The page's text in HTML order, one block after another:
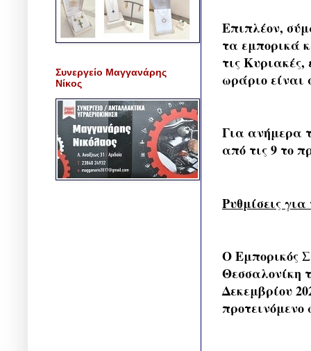
Επιπλέον,
τα εμπορικά
τις
ωράριο είναι
Για ανήμερα
από τις 9 το
Ρυθμίσεις
Ο Εμπορικός
Θεσσαλονίκη
Δεκεμβρίου
Συνεργείο Μαγγανάρης
Νίκος